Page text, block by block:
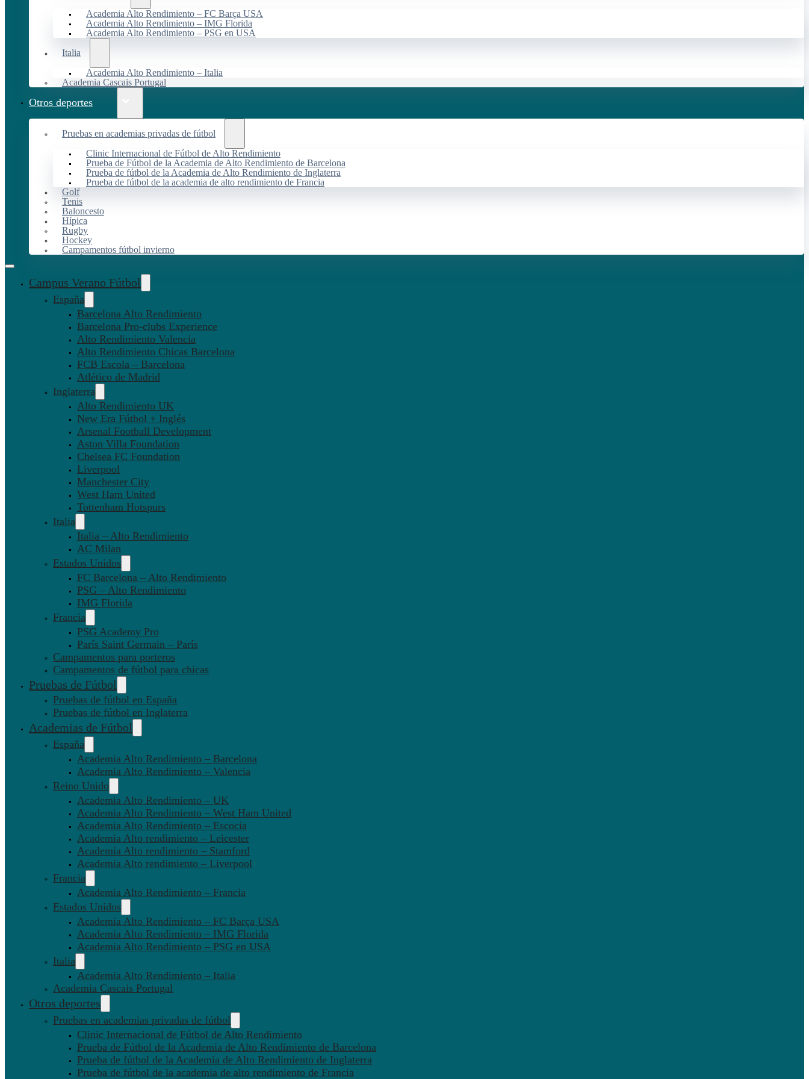
Academia Alto Rendimiento – FC Barça USA
Academia Alto Rendimiento – IMG Florida
Academia Alto Rendimiento – PSG en USA
Italia
Academia Alto Rendimiento – Italia
Academia Cascais Portugal
Otros deportes
Pruebas en academias privadas de fútbol
Clinic Internacional de Fútbol de Alto Rendimiento
Prueba de Fútbol de la Academia de Alto Rendimiento de Barcelona
Prueba de fútbol de la Academia de Alto Rendimiento de Inglaterra
Prueba de fútbol de la academia de alto rendimiento de Francia
Golf
Tenis
Baloncesto
Hípica
Rugby
Hockey
Campamentos fútbol invierno
Campus Verano Fútbol
España
Barcelona Alto Rendimiento
Barcelona Pro-clubs Experience
Alto Rendimiento Valencia
Alto Rendimiento Chicas Barcelona
FCB Escola – Barcelona
Atlético de Madrid
Inglaterra
Alto Rendimiento UK
New Era Fútbol + Inglés
Arsenal Football Development
Aston Villa Foundation
Chelsea FC Foundation
Liverpool
Manchester City
West Ham United
Tottenham Hotspurs
Italia
Italia – Alto Rendimiento
AC Milan
Estados Unidos
FC Barcelona – Alto Rendimiento
PSG – Alto Rendimiento
IMG Florida
Francia
PSG Academy Pro
París Saint Germain – París
Campamentos para porteros
Campamentos de fútbol para chicas
Pruebas de Fútbol
Pruebas de fútbol en España
Pruebas de fútbol en Inglaterra
Academias de Fútbol
España
Academia Alto Rendimiento – Barcelona
Academia Alto Rendimiento – Valencia
Reino Unido
Academia Alto Rendimiento – UK
Academia Alto Rendimiento – West Ham United
Academia Alto Rendimiento – Escocia
Academia Alto rendimiento – Leicester
Academia Alto rendimiento – Stamford
Academia Alto rendimiento – Liverpool
Francia
Academia Alto Rendimiento – Francia
Estados Unidos
Academia Alto Rendimiento – FC Barça USA
Academia Alto Rendimiento – IMG Florida
Academia Alto Rendimiento – PSG en USA
Italia
Academia Alto Rendimiento – Italia
Academia Cascais Portugal
Otros deportes
Pruebas en academias privadas de fútbol
Clinic Internacional de Fútbol de Alto Rendimiento
Prueba de Fútbol de la Academia de Alto Rendimiento de Barcelona
Prueba de fútbol de la Academia de Alto Rendimiento de Inglaterra
Prueba de fútbol de la academia de alto rendimiento de Francia